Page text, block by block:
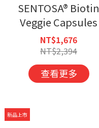
SENTOSA® Biotin
Veggie Capsules
NT$1,676
NT$2,394
查看更多
新品上市